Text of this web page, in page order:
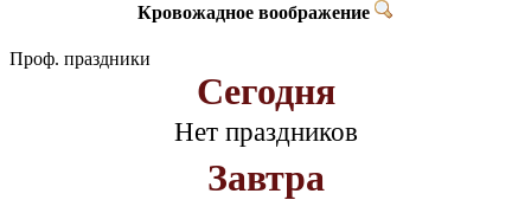
Кровожадное воображение
Проф. праздники
Сегодня
Нет праздников
Завтра